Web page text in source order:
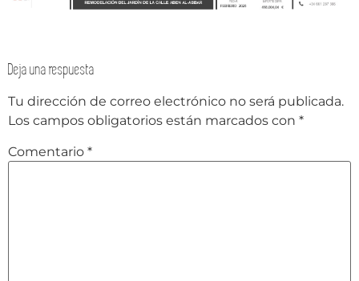
Deja una respuesta
Tu dirección de correo electrónico no será publicada.
Los campos obligatorios están marcados con *
Comentario *